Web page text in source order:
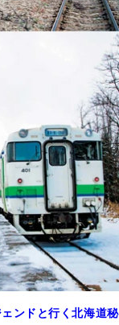
ンドと行く北海道秘